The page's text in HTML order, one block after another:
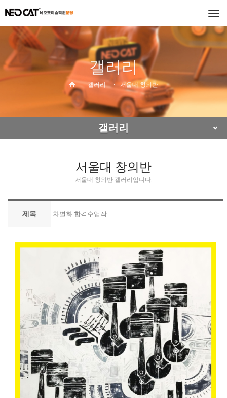
갤러리
갤러리 서울대 창의반
갤러리
서울대 창의반
서울대 창의반 갤러리입니다.
제목 차별화 합격수업작